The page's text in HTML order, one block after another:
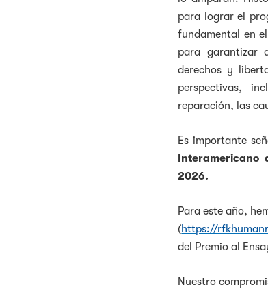
para lograr el
fundamental en
para garantizar
derechos y
perspectivas,
reparación, las
Es importante
Interamericano
2026.
Para este año,
(https://
del Premio al
Nuestro